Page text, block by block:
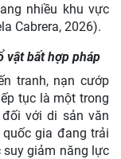
nhiều khu vực
Cabrera, 2026).
vật bất hợp pháp
tranh, nạn cướp
tục là một trong
với di sản văn
gia đang trải
suy giảm năng lực